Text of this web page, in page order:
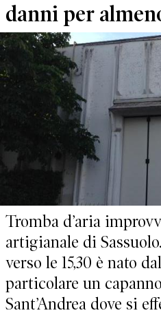
danni per
Tromba d’aria
artigianale di
verso le 15,30 è nato
particolare un
Sant’Andrea dove si